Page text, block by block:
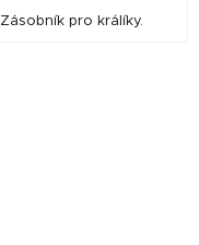
Zásobník pro králíky.